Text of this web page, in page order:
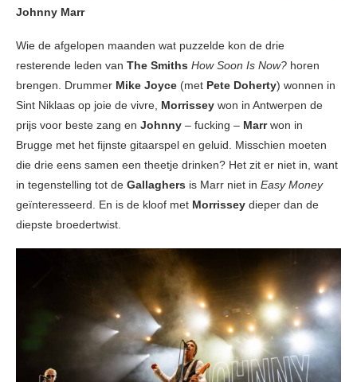
Johnny Marr
Wie de afgelopen maanden wat puzzelde kon de drie
resterende leden van The Smiths How Soon Is Now? horen
brengen. Drummer Mike Joyce (met Pete Doherty) wonnen in
Sint Niklaas op joie de vivre, Morrissey won in Antwerpen de
prijs voor beste zang en Johnny – fucking – Marrwon in
Brugge met het fijnste gitaarspel en geluid. Misschien moeten
die drie eens samen een theetje drinken? Het zit er niet in, want
in tegenstelling tot de Gallaghers is Marr niet in Easy Money
geïnteresseerd. En is de kloof met Morrissey dieper dan de
diepste broedertwist.